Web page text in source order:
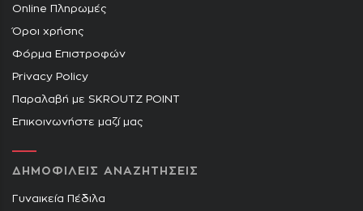
Online Πληρωμές
Όροι χρήσης
Φόρμα Επιστροφών
Privacy Policy
Παραλαβή με SKROUTZ POINT
Επικοινωνήστε μαζί μας
ΔΗΜΟΦΙΛΕΙΣ ΑΝΑΖΗΤΗΣΕΙΣ
Γυναικεία Πέδιλα